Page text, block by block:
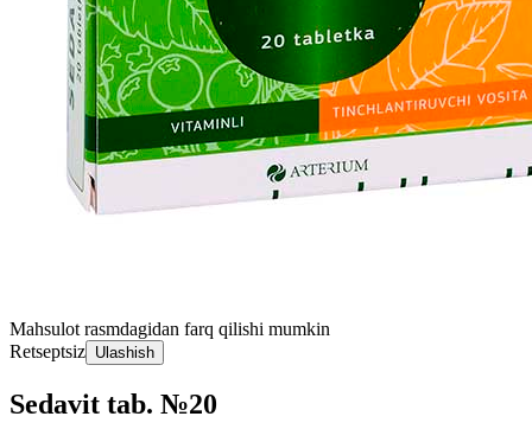
Mahsulot rasmdagidan farq qilishi mumkin
Retseptsiz Ulashish
Sedavit tab. №20